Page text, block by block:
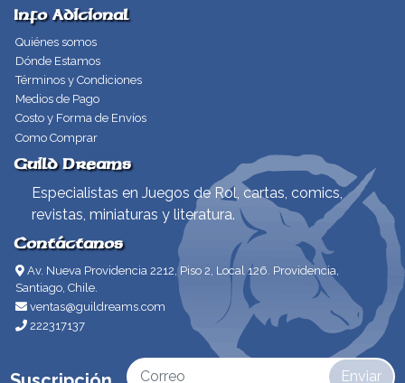
Info Adicional
Quiénes somos
Dónde Estamos
Términos y Condiciones
Medios de Pago
Costo y Forma de Envíos
Como Comprar
Guild Dreams
Especialistas en Juegos de Rol, cartas, comics,
revistas, miniaturas y literatura.
Contáctanos
Av. Nueva Providencia 2212, Piso 2, Local 126. Providencia,
Santiago, Chile.
ventas@guildreams.com
222317137
Enviar